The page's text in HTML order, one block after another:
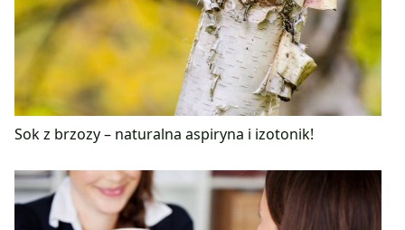
Sok z brzozy – naturalna aspiryna i izotonik!